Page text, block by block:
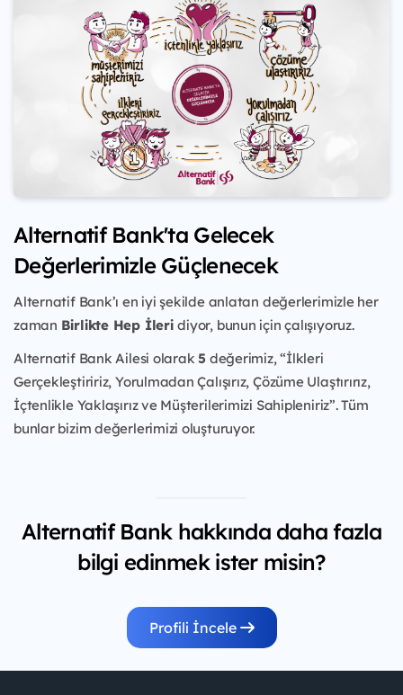
Alternatif Bank'ta Gelecek
Değerlerimizle Güçlenecek
Alternatif Bank’ı en iyi şekilde anlatan değerlerimizle her
zaman Birlikte Hep İleridiyor, bunun için çalışıyoruz.
Alternatif Bank Ailesi olarak5 değerimiz, “İlkleri
Gerçekleştiririz, Yorulmadan Çalışırız, Çözüme Ulaştırırız,
İçtenlikle Yaklaşırız ve Müşterilerimizi Sahipleniriz”. Tüm
bunlar bizim değerlerimizi oluşturuyor.
Alternatif Bank hakkında daha fazla
bilgi edinmek ister misin?
Profili İncele